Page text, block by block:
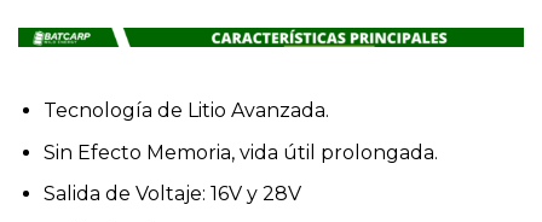
Tecnología de Litio Avanzada.
Sin Efecto Memoria, vida útil prolongada.
Salida de Voltaje: 16V y 28V